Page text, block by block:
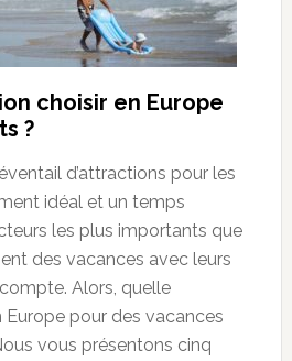
choisir en Europe
?
d’attractions pour les
idéal et un temps
les plus importants que
des vacances avec leurs
Alors, quelle
pour des vacances
vous présentons cinq